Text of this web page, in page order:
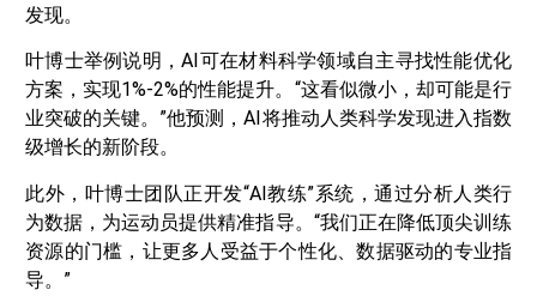
发现。
叶博士举例说明，AI可在材料科学领域自主寻找性能优化
方案，实现1%-2%的性能提升。“这看似微小，却可能是行
业突破的关键。”他预测，AI将推动人类科学发现进入指数
级增长的新阶段。
此外，叶博士团队正开发“AI教练”系统，通过分析人类行
为数据，为运动员提供精准指导。“我们正在降低顶尖训练
资源的门槛，让更多人受益于个性化、数据驱动的专业指
导。”